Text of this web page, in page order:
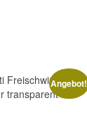
Angebot!